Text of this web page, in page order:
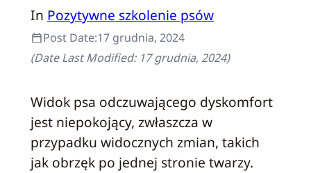
In Pozytywne szkolenie psów
Post Date:17 grudnia, 2024
(Date Last Modified: 17 grudnia, 2024)
Widok psa odczuwającego dyskomfort
jest niepokojący, zwłaszcza w
przypadku widocznych zmian, takich
jak obrzęk po jednej stronie twarzy.